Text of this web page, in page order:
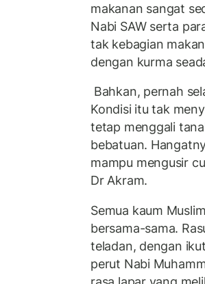
makanan sangat
Nabi SAW serta
tak kebagian
dengan kurma
Bahkan, pernah
Kondisi itu tak
tetap menggali
bebatuan.
mampu mengusir
Dr Akram.
Semua kaum
bersama-sama.
teladan, dengan
perut Nabi